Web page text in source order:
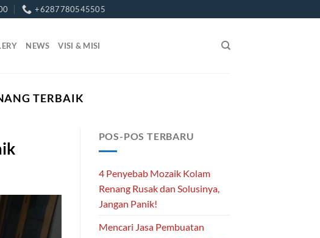
+6287780545505
NEWS VISI & MISI
TERBAIK
POS-POS TERBARU
4 Penyebab Mozaik Kolam
Renang Rusak dan Solusinya,
Jangan Panik!
Mencari Jasa Pembuatan